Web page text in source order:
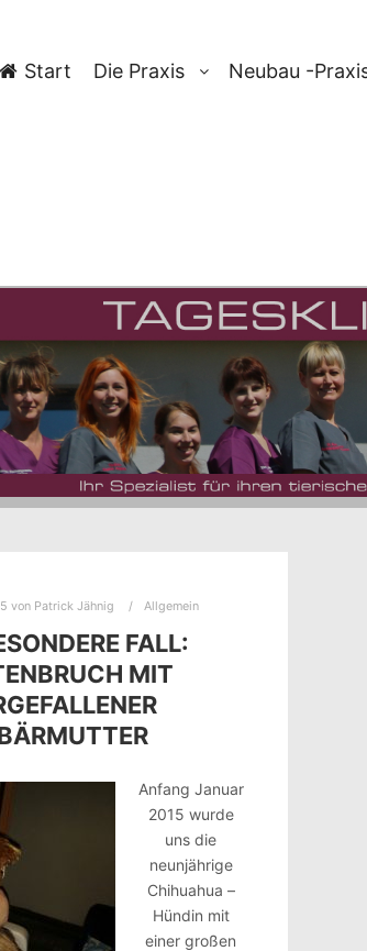
Start Die Praxis Neubau -
TAG-
von Patrick Jähnig Allgemein
FALL:
MIT
Anfang Januar
2015 wurde
uns die
neunjährige
Chihuahua –
Hündin mit
einer großen